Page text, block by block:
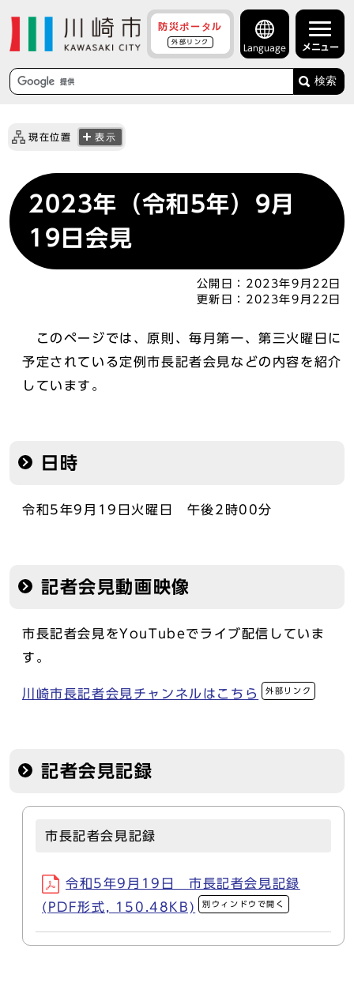
防災ポータル
外部リンク
Language メニュー
検索
現在位置 表示
2023年（令和5年）9月
19日会見
公開日： 2023年9月22日
更新日： 2023年9月22日
このページでは、原則、毎月第一、第三火曜日に
予定されている定例市長記者会見などの内容を紹介
しています。
日時
令和5年9月19日火曜日 午後2時00分
記者会見動画映像
市長記者会見をYouTubeでライブ配信していま
す。
川崎市長記者会見チャンネルはこちら 外部リンク
記者会見記録
市長記者会見記録
令和5年9月19日 市長記者会見記録
(PDF形式, 150.48KB)
別ウィンドウで開く